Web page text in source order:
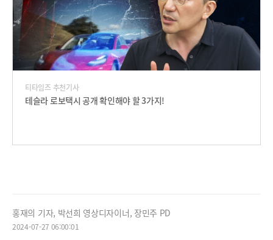
티타임즈 추천기사
테슬라 로보택시 공개 확인해야 할 3가지!
홍재의 기자, 박선희 영상디자이너, 장민주 PD
2024-07-27 06:00:01